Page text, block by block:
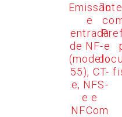
Emissão
e
entrada
de NF-e
(modelo
55), CT-
e, NFS-
e e
NFCom